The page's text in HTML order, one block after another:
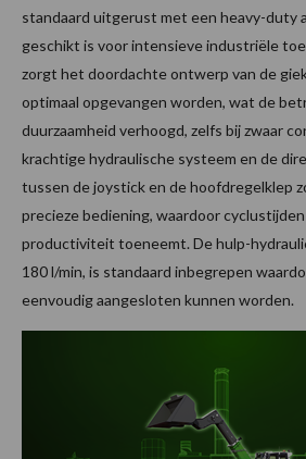
standaard uitgerust met een heavy-duty
geschikt is voor intensieve industriële
zorgt het doordachte ontwerp van de
optimaal opgevangen worden, wat de
duurzaamheid verhoogd, zelfs bij zwaar
krachtige hydraulische systeem en de
tussen de joystick en de hoofdregelklep
precieze bediening, waardoor
productiviteit toeneemt. De hulp-
180 l/min, is standaard inbegrepen
eenvoudig aangesloten kunnen worden.